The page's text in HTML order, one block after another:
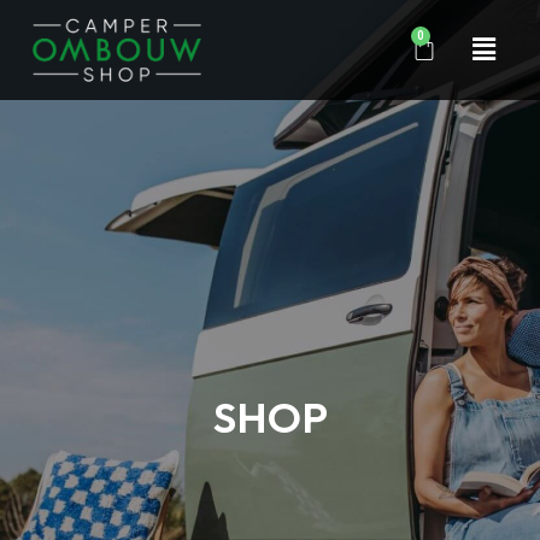
0
SHOP